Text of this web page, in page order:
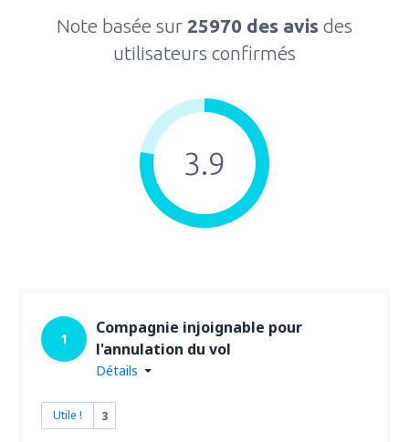
Note basée sur 25970 des avis des
utilisateurs confirmés
3.9
1
Compagnie injoignable pour
l'annulation du vol
Détails
Utile ! 3